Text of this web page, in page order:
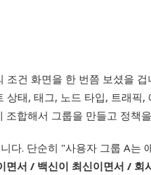
조건 화면을 한 번쯤 보셨을
태, 태그, 노드 타입, 트래픽
합해서 그룹을 만들고 정책
다. 단순히 "사용자 그룹 A는
면서 / 백신이 최신이면서 / 회